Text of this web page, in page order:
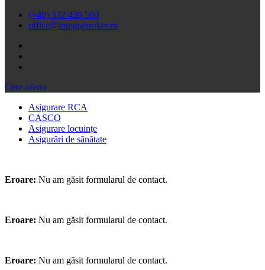
(+40) 332 430 560
office@integrabroker.ro
Cere oferta
Asigurare RCA
CASCO
Asigurare locuințe
Asigurări de sănătate
Eroare: Nu am găsit formularul de contact.
Eroare: Nu am găsit formularul de contact.
Eroare: Nu am găsit formularul de contact.